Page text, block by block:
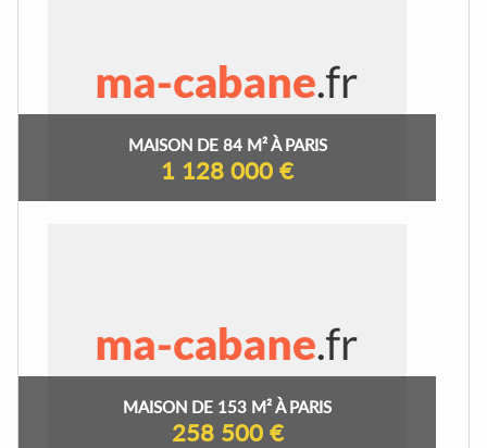
MAISON DE 84 M² À PARIS
1 128 000 €
MAISON DE 153 M² À PARIS
258 500 €